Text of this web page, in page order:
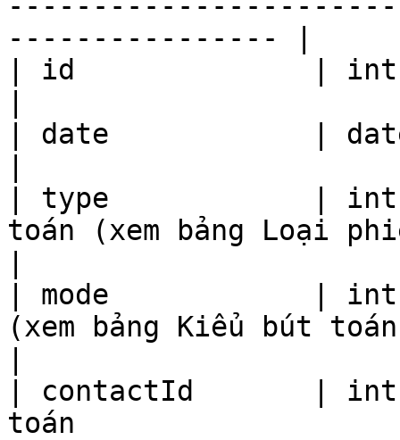
---------------- |
| id              | int
| date            |
| type            | int
toán (xem bảng Loại
| mode            |
(xem bảng Kiểu bút
| contactId       |
toán